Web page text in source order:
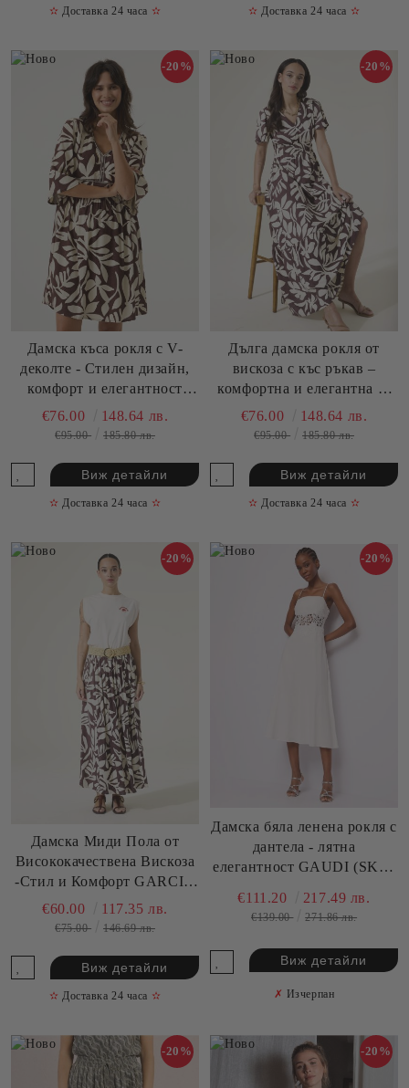
✫ Доставка 24 часа ✫ ✫ Доставка 24 часа ✫
Дамска къса рокля с V-
деколте - Стилен дизайн,
комфорт и елегантност
GARCIA (SKU) P260283
-20%
€76.00 148.64 лв.
€95.00 185.80 лв.
Виж детайли
✫ Доставка 24 часа ✫
Дълга дамска рокля от
вискоза с къс ръкав –
комфортна и елегантна за
всеки ден GARCIA (SKU)
P260281
-20%
€76.00 148.64 лв.
€95.00 185.80 лв.
Виж детайли
✫ Доставка 24 часа ✫
Дамска Миди Пола от
Висококачествена Вискоза
-Стил и Комфорт GARCIA
(SKU) P260323
-20%
€60.00 117.35 лв.
€75.00 146.69 лв.
Виж детайли
✫ Доставка 24 часа ✫
Дамска бяла ленена рокля с
дантела - лятна
елегантност GAUDI (SKU)
-20%
€111.20 217.49 лв.
€139.00 271.86 лв.
Виж детайли
✗ Изчерпан
-20% -20%